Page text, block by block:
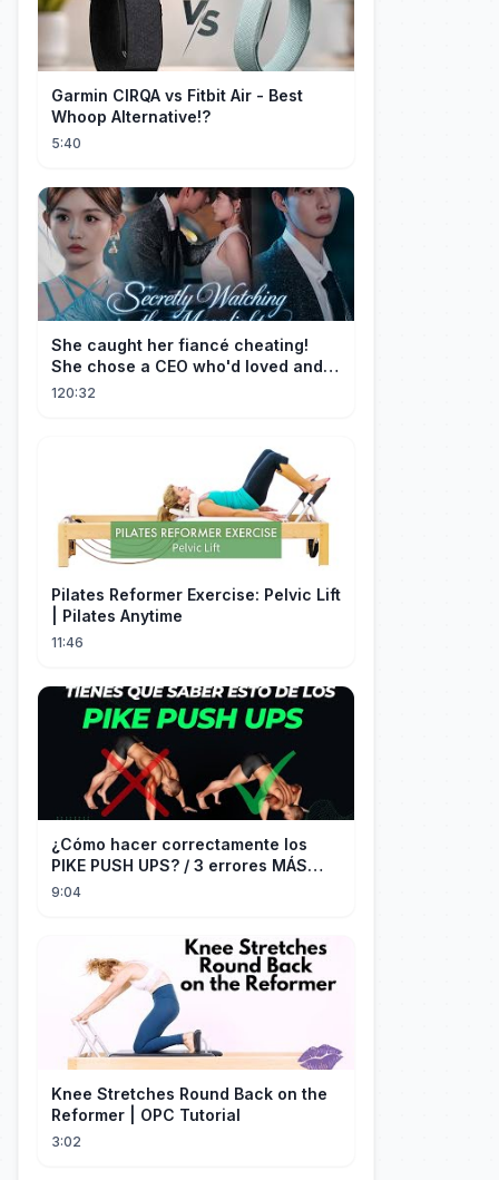
Garmin CIRQA vs Fitbit Air - Best
Whoop Alternative!?
5:40
She caught her fiancé cheating!
She chose a CEO who'd loved and
cherished her for years. ❤️
120:32
Pilates Reformer Exercise: Pelvic Lift
| Pilates Anytime
11:46
¿Cómo hacer correctamente los
PIKE PUSH UPS? / 3 errores MÁS
9:04
Knee Stretches Round Back on the
Reformer | OPC Tutorial
3:02